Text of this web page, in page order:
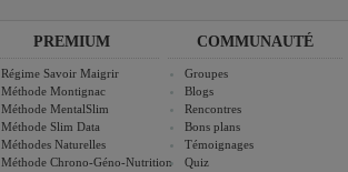
PREMIUM
Régime Savoir Maigrir
Méthode Montignac
Méthode MentalSlim
Méthode Slim Data
Méthodes Naturelles
Méthode Chrono-Géno-Nutrition
COMMUNAUTÉ
Groupes
Blogs
Rencontres
Bons plans
Témoignages
Quiz